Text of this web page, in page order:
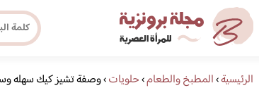
الرئيسية›المطبخ والطعام›حلويات›وصفة تشيز كيك سهله